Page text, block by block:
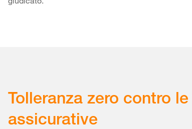
Tolleranza zero contro
assicurative